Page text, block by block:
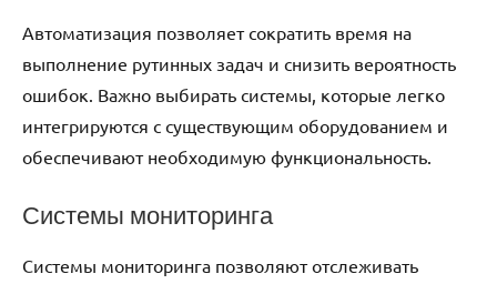
Автоматизация позволяет сократить время на
выполнение рутинных задач и снизить вероятность
ошибок. Важно выбирать системы, которые легко
интегрируются с существующим оборудованием и
обеспечивают необходимую функциональность.
Системы мониторинга
Системы мониторинга позволяют отслеживать